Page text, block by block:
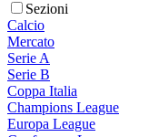
Sezioni
Calcio
Mercato
Serie A
Serie B
Coppa Italia
Champions League
Europa League